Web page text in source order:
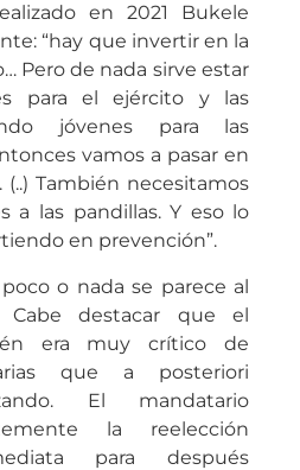
en 2021 Bukele
“hay que invertir en la
Pero de nada sirve estar
para el ejército y las
jóvenes para las
vamos a pasar en
También necesitamos
a las pandillas. Y eso lo
en prevención”.
o nada se parece al
Cabe destacar que el
era muy crítico de
que a posteriori
El mandatario
la reelección
para después